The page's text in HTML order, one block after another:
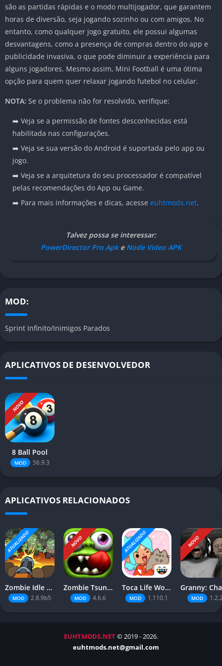
são as partidas rápidas e o modo multijogador, que garantem
horas de diversão, seja jogando sozinho ou com amigos. No
entanto, como qualquer jogo gratuito, ele possui algumas
desvantagens, como a presença de compras dentro do app e
publicidade invasiva, o que pode diminuir a experiência para
alguns jogadores. Mesmo assim, Mini Football é uma ótima
opção para quem quer relaxar jogando futebol no celular.
NOTA: Se o problema não for resolvido, verifique:
➡️ Veja se a permissão de fontes desconhecidas está
habilitada nas configurações.
➡️ Veja se sua versão do Android é suportada pelo app ou
jogo.
➡️ Veja se a arquitetura do seu processador é compatível
pelas recomendações do App ou Game.
➡️ Para mais informações e dicas, acesse euhtmods.net.
Talvez possa se interessar:
PowerDirector Pro Apke Node Video APK
MOD:
Sprint Infinito/Inimigos Parados
APLICATIVOS DE DESENVOLVEDOR
NOVO
8 Ball Pool
MOD 56.9.3
APLICATIVOS RELACIONADOS
ATUALIZADO
Zombie Idle Defense
MOD 2.8.9b5
NOVO
Zombie Tsunami
MOD 4.6.6
ATUALIZADO
Toca Life World
MOD 1.110.1
NOVO
MOD
EUHTMODS.NET© 2019 - 2026.
euhtmods.net@gmail.com